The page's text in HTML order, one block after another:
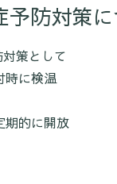
防対策に
策として
時に検温
期的に開放